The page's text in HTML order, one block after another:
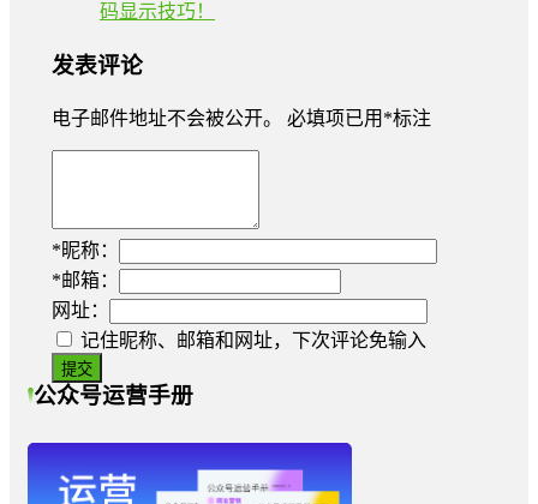
码显示技巧！
发表评论
电子邮件地址不会被公开。 必填项已用 *标注
*昵称：
*邮箱：
网址：
记住昵称、邮箱和网址，下次评论免输入
公众号运营手册